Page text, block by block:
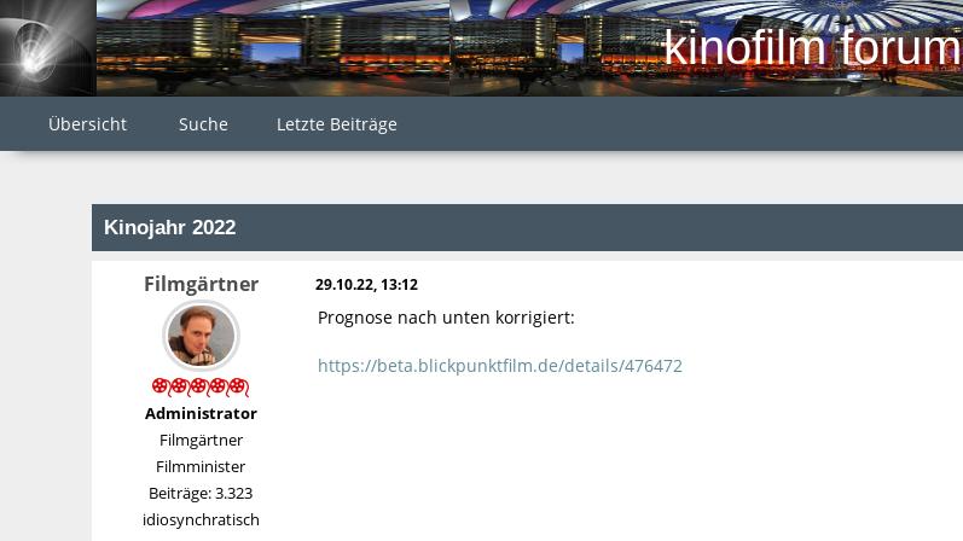
kinofilm forum
Übersicht Suche Letzte Beiträge
Kinojahr 2022
Filmgärtner
Administrator
Filmgärtner
Filmminister
Beiträge: 3.323
idiosynchratisch
29.10.22, 13:12
Prognose nach unten korrigiert:
https://beta.blickpunktfilm.de/details/476472